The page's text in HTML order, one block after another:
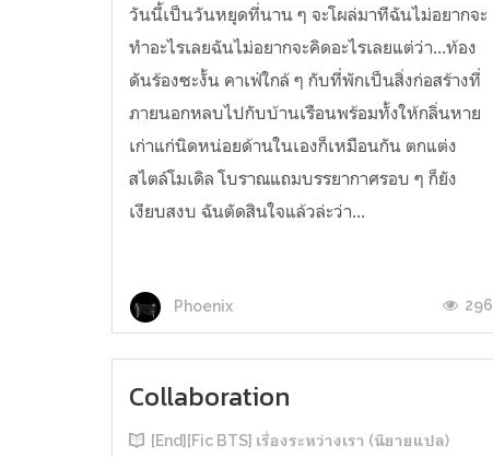
วันนี้เป็นวันหยุดที่นาน ๆ จะโผล่มาทีฉันไม่อยากจะ
ทำอะไรเลยฉันไม่อยากจะคิดอะไรเลยแต่ว่า...ท้อง
ดันร้องซะงั้น คาเฟ่ใกล้ ๆ กับที่พักเป็นสิ่งก่อสร้างที่
ภายนอกหลบไปกับบ้านเรือนพร้อมทั้งให้กลิ่นหาย
เก่าแก่นิดหน่อยด้านในเองก็เหมือนกัน ตกแต่ง
สไตล์โมเดิล โบราณแถมบรรยากาศรอบ ๆ ก็ยัง
เงียบสงบ ฉันตัดสินใจแล้วล่ะว่า...
Phoenix 296
Collaboration
[End][Fic BTS] เรื่องระหว่างเรา (นิยายแปล)